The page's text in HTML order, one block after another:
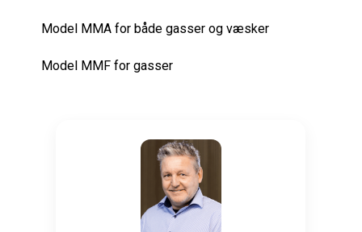
Model MMA for både gasser og væsker
Model MMF for gasser